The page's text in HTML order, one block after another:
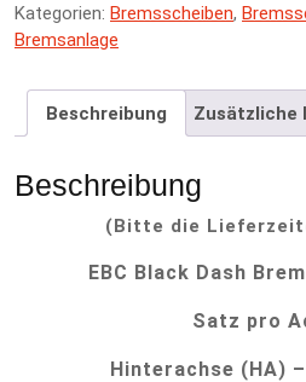
n
v
Kategorien: Bremsscheiben,
Bremsanlage
Beschreibung Zusätzliche
Beschreibung
(Bitte die
EBC Black Dash
Satz pro
Hinterachse (HA)